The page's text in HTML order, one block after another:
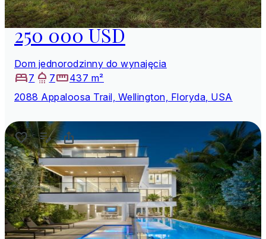
250 000 USD
Dom jednorodzinny do wynajęcia
7
7
437 m²
2088 Appaloosa Trail, Wellington, Floryda, USA